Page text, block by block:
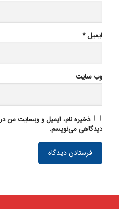
ایمیل*
وب‌ سایت
ذخیره نام، ایمیل و وبسایت من در
دیدگاهی می‌نویسم.